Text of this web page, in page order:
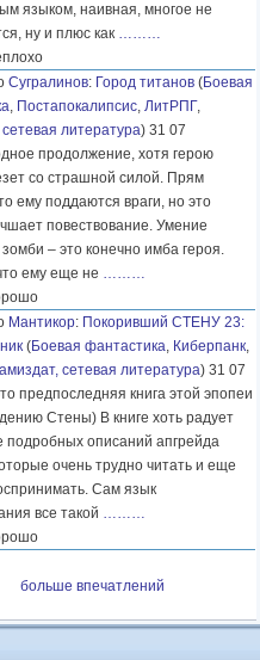
языком, наивная, многое не
ну и плюс как ………
Сугралинов: Город титанов (Боевая
, Постапокалипсис, ЛитРПГ,
литература) 31 07
продолжение, хотя герою
со страшной силой. Прям
ему поддаются враги, но это
повествование. Умение
– это конечно имба героя.
ему еще не ………
Мантикор: Покоривший СТЕНУ 23:
(Боевая фантастика, Киберпанк,
сетевая литература) 31 07
предпоследняя книга этой эпопеи
Стены) В книге хоть радует
подробных описаний апгрейда
очень трудно читать и еще
Сам язык
все такой ………
больше впечатлений